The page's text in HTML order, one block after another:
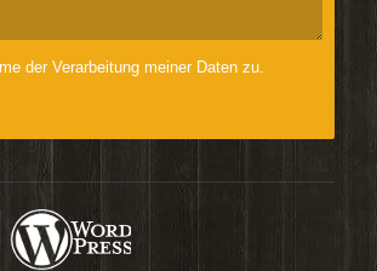
der Verarbeitung meiner Daten zu.